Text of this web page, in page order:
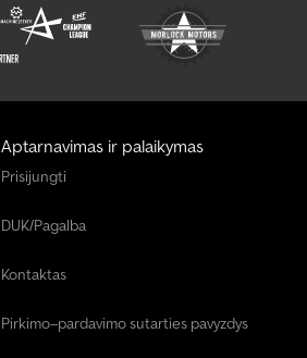
Aptarnavimas ir palaikymas
Prisijungti
DUK/Pagalba
Kontaktas
Pirkimo–pardavimo sutarties pavyzdys